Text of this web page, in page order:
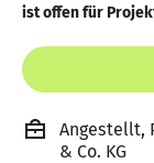
ist offen für
Angestellt,
& Co. KG